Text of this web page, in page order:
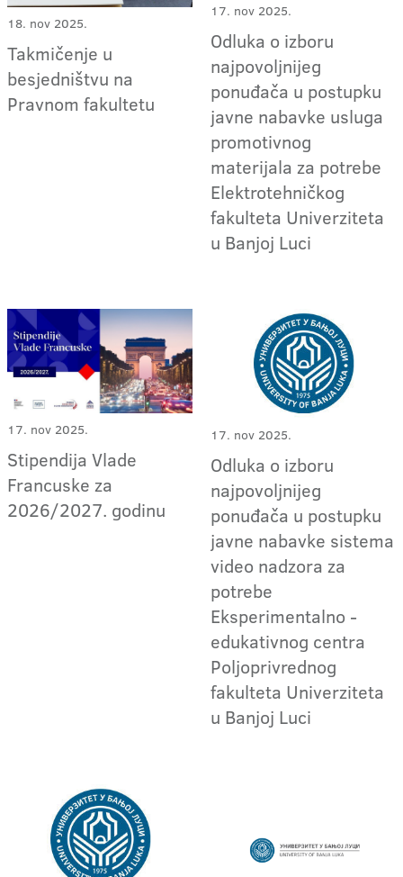
18. nov 2025.
Takmičenje u
besjedništvu na
Pravnom fakultetu
17. nov 2025.
Odluka o izboru
najpovoljnijeg
ponuđača u postupku
javne nabavke usluga
promotivnog
materijala za potrebe
Elektrotehničkog
fakulteta Univerziteta
u Banjoj Luci
17. nov 2025.
Stipendija Vlade
Francuske za
2026/2027. godinu
17. nov 2025.
Odluka o izboru
najpovoljnijeg
ponuđača u postupku
javne nabavke sistema
video nadzora za
potrebe
Eksperimentalno -
edukativnog centra
Poljoprivrednog
fakulteta Univerziteta
u Banjoj Luci